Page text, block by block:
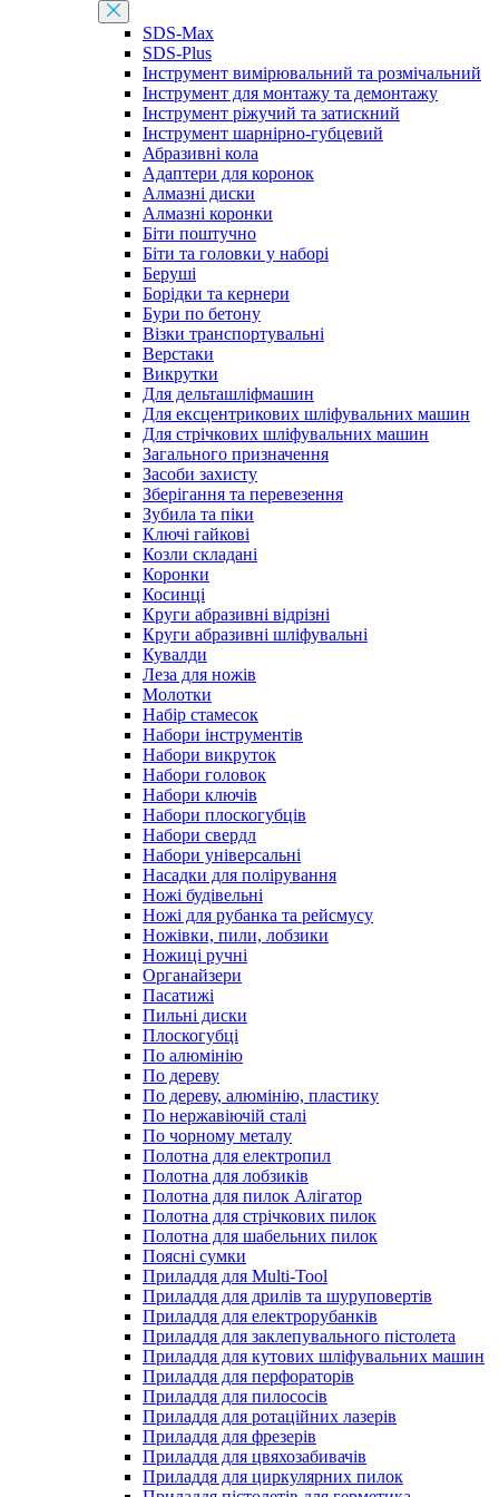
SDS-Max
SDS-Plus
Інструмент вимірювальний та розмічальний
Інструмент для монтажу та демонтажу
Інструмент ріжучий та затискний
Інструмент шарнірно-губцевий
Абразивні кола
Адаптери для коронок
Алмазні диски
Алмазні коронки
Біти поштучно
Біти та головки у наборі
Беруші
Борідки та кернери
Бури по бетону
Візки транспортувальні
Верстаки
Викрутки
Для дельташліфмашин
Для ексцентрикових шліфувальних машин
Для стрічкових шліфувальних машин
Загального призначення
Засоби захисту
Зберігання та перевезення
Зубила та піки
Ключі гайкові
Козли складані
Коронки
Косинці
Круги абразивні відрізні
Круги абразивні шліфувальні
Кувалди
Леза для ножів
Молотки
Набір стамесок
Набори інструментів
Набори викруток
Набори головок
Набори ключів
Набори плоскогубців
Набори свердл
Набори універсальні
Насадки для полірування
Ножі будівельні
Ножі для рубанка та рейсмусу
Ножівки, пили, лобзики
Ножиці ручні
Органайзери
Пасатижі
Пильні диски
Плоскогубці
По алюмінію
По дереву
По дереву, алюмінію, пластику
По нержавіючій сталі
По чорному металу
Полотна для електропил
Полотна для лобзиків
Полотна для пилок Алігатор
Полотна для стрічкових пилок
Полотна для шабельних пилок
Поясні сумки
Приладдя для Multi-Tool
Приладдя для дрилів та шуруповертів
Приладдя для електрорубанків
Приладдя для заклепувального пістолета
Приладдя для кутових шліфувальних машин
Приладдя для перфораторів
Приладдя для пилососів
Приладдя для ротаційних лазерів
Приладдя для фрезерів
Приладдя для цвяхозабивачів
Приладдя для циркулярних пилок